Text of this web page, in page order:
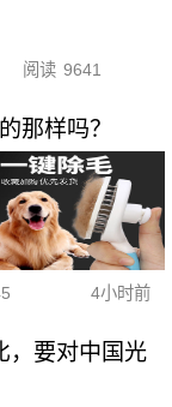
阅读 9641
那样吗？
4小时前
，要对中国光